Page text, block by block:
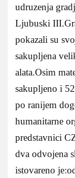
udruzenja
Ljubuski
pokazali su
sakupljena
alata.Osim
sakupljeno i
po ranijem
humanitarne
predstavnici
dva odvojena
istovareno